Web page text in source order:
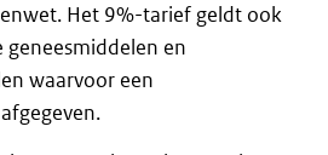
Het 9%-tarief geldt ook
en
waarvoor een